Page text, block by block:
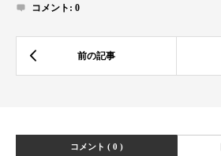
コメント: 0
コメント ( 0 )